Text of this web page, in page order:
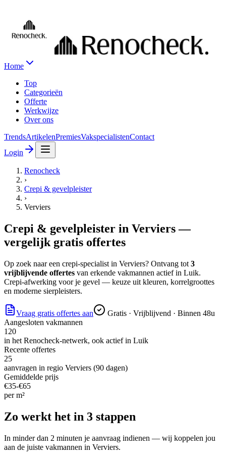
Home
Top
Categorieën
Offerte
Werkwijze
Over ons
TrendsArtikelenPremiesVakspecialistenContact
Login
Renocheck
›
Crepi & gevelpleister
›
Verviers
Crepi & gevelpleister in Verviers—
vergelijk gratis offertes
Op zoek naareen crepi-specialist in Verviers? Ontvang tot 3
vrijblijvende offertes van erkende vakmannen actief in Luik.
Crepi-afwerking voor je gevel — keuze uit kleuren, korrelgroottes
en moderne sierpleisters.
Vraag gratis offertes aan
Gratis · Vrijblijvend · Binnen 48u
Aangesloten vakmannen
120
in het Renocheck-netwerk, ook actief in Luik
Recente offertes
25
aanvragen in regio Verviers (90 dagen)
Gemiddelde prijs
€35-€65
perm²
Zo werkt het in 3 stappen
In minder dan 2 minuten je aanvraag indienen — wij koppelen jou
aan de juiste vakmannen in Verviers.